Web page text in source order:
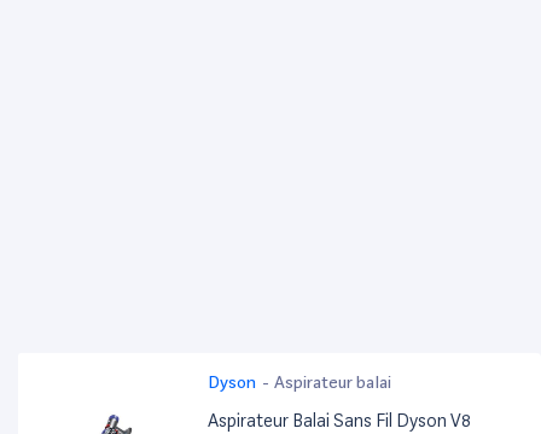
Dyson - Aspirateur balai
Aspirateur Balai Sans Fil Dyson V8